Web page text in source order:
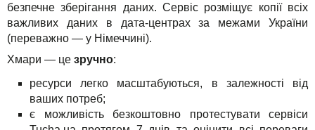
безпечне зберігання даних. Сервіс розміщує копії всіх
важливих даних в дата-центрах за межами України
(переважно — у Німеччині).
Хмари — це зручно:
ресурси легко масштабуються, в залежності від
ваших потреб;
є можливість безкоштовно протестувати сервіси